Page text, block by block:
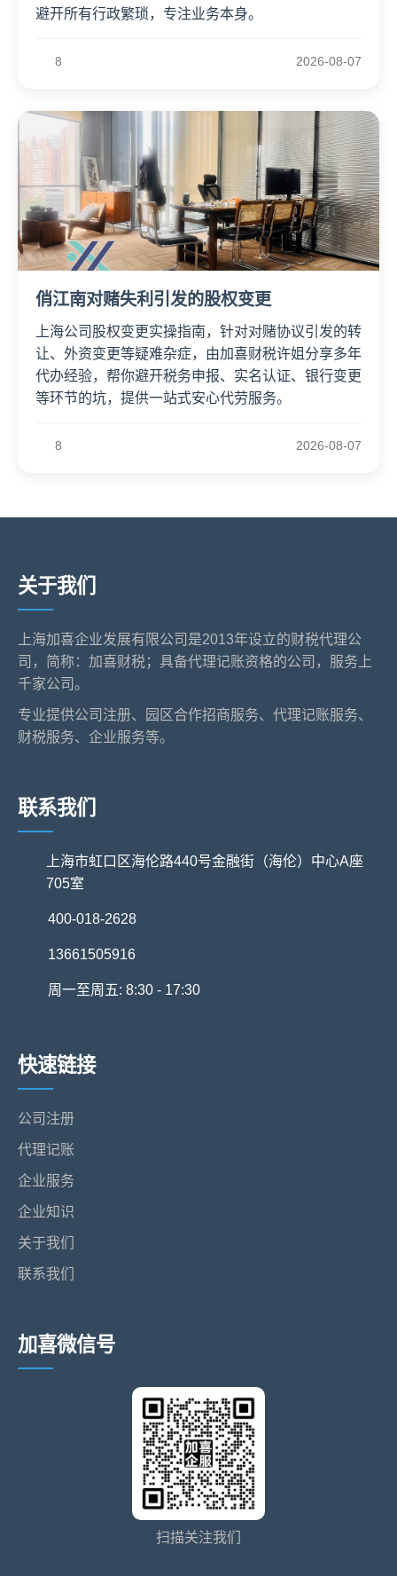
避开所有行政繁琐，专注业务本身。
8 2026-08-07
俏江南对赌失利引发的股权变更
上海公司股权变更实操指南，针对对赌协议引发的转
让、外资变更等疑难杂症，由加喜财税许姐分享多年
代办经验，帮你避开税务申报、实名认证、银行变更
等环节的坑，提供一站式安心代劳服务。
8 2026-08-07
关于我们
上海加喜企业发展有限公司是2013年设立的财税代理公
司，简称：加喜财税；具备代理记账资格的公司，服务上
千家公司。
专业提供公司注册、园区合作招商服务、代理记账服务、
财税服务、企业服务等。
联系我们
上海市虹口区海伦路440号金融街（海伦）中心A座
705室
400-018-2628
13661505916
周一至周五: 8:30 - 17:30
快速链接
公司注册
代理记账
企业服务
企业知识
关于我们
联系我们
加喜微信号
扫描关注我们